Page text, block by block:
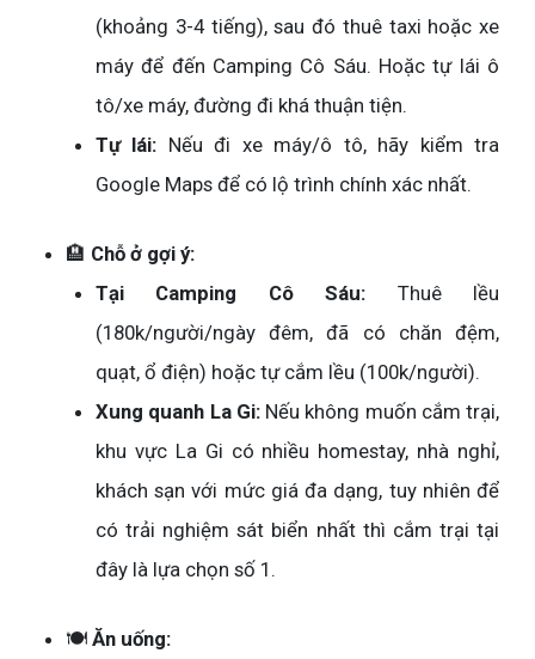
(khoảng 3-4 tiếng), sau đó thuê taxi hoặc xe
máy để đến Camping Cô Sáu. Hoặc tự lái ô
tô/xe máy, đường đi khá thuận tiện.
Tự lái: Nếu đi xe máy/ô tô, hãy kiểm tra
Google Maps để có lộ trình chính xác nhất.
🏨 Chỗ ở gợi ý:
Tại Camping Cô Sáu: Thuê lều
(180k/người/ngày đêm, đã có chăn đệm,
quạt, ổ điện) hoặc tự cắm lều (100k/người).
Xung quanh La Gi:Nếu không muốn cắm trại,
khu vực La Gi có nhiều homestay, nhà nghỉ,
khách sạn với mức giá đa dạng, tuy nhiên để
có trải nghiệm sát biển nhất thì cắm trại tại
đây là lựa chọn số 1.
🍽️ Ăn uống: